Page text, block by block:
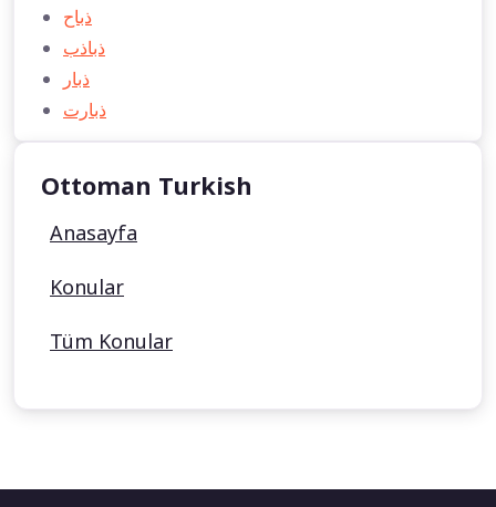
ذباح
ذباذب
ذبار
ذبارت
Ottoman Turkish
Anasayfa
Konular
Tüm Konular